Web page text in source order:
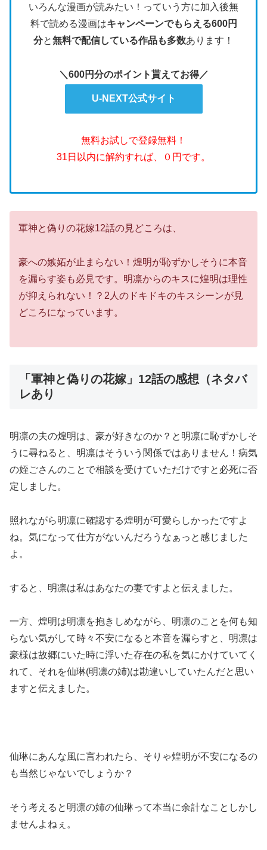
いろんな漫画が読みたい！っていう方に加入後無
料で読める漫画はキャンペーンでもらえる600円
分と無料で配信している作品も多数あります！
＼600円分のポイント貰えてお得／
U-NEXT公式サイト
無料お試しで登録無料！
31日以内に解約すれば、０円です。
軍神と偽りの花嫁12話の見どころは、
豪への嫉妬が止まらない！煌明が恥ずかしそうに本音
を漏らす姿も必見です。明凛からのキスに煌明は理性
が抑えられない！？2人のドキドキのキスシーンが見
どころになっています。
「軍神と偽りの花嫁」12話の感想（ネタバ
レあり
明凛の夫の煌明は、豪が好きなのか？と明凛に恥ずかしそ
うに尋ねると、明凛はそういう関係ではありません！病気
の姪ごさんのことで相談を受けていただけですと必死に否
定しました。
照れながら明凛に確認する煌明が可愛らしかったですよ
ね。気になって仕方がないんだろうなぁっと感じました
よ。
すると、明凛は私はあなたの妻ですよと伝えました。
一方、煌明は明凛を抱きしめながら、明凛のことを何も知
らない気がして時々不安になると本音を漏らすと、明凛は
豪様は故郷にいた時に浮いた存在の私を気にかけていてく
れて、それを仙琳(明凛の姉)は勘違いしていたんだと思い
ますと伝えました。
仙琳にあんな風に言われたら、そりゃ煌明が不安になるの
も当然じゃないでしょうか？
そう考えると明凛の姉の仙琳って本当に余計なことしかし
ませんよねぇ。